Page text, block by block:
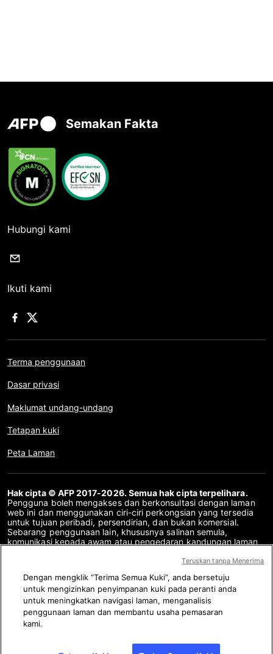
Semakan Fakta
Hubungi kami
Ikuti kami
Terma penggunaan
Dasar privasi
Maklumat undang-undang
Tetapan kuki
Peta Laman
Hak cipta © AFP 2017-2026. Semua hak cipta terpelihara.
Pengguna boleh mengakses dan berkonsultasi dengan laman
web ini dan menggunakan ciri-ciri perkongsian yang tersedia
untuk tujuan peribadi, persendirian, dan bukan komersial.
Sebarang penggunaan lain, khususnya salinan semula,
komunikasi kepada awam atau pengedaran kandungan laman
sebarang tujuan lain dan/atau dengan cara lain, tanpa
adalah dilarang sama sekali. Perkara yang digambarkan atau
disertakan melalui pautan dalam kandungan Semakan Fakta
disediakan sebanyak yang diperlukan untuk pemahaman yang
betul mengenai pengesahan maklumat yang berkenaan. AFP
belum memperoleh sebarang hak dari para pengarang atau
pemilik hak cipta kandungan pihak ketiga ini dan tidak akan
Dengan mengklik “Terima Semua Kuki”, anda bersetuju
untuk mengizinkan penyimpanan kuki pada peranti anda
untuk meningkatkan navigasi laman, menganalisis
penggunaan laman dan membantu usaha pemasaran
kami.
Teruskan tanpa Menerima